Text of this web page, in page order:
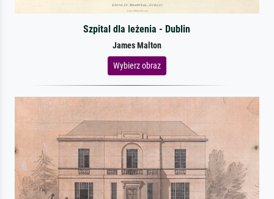
Szpital dla leżenia - Dublin
James Malton
Wybierz obraz